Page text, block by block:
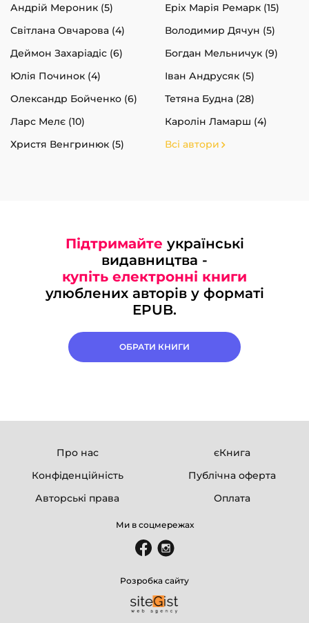
Андрій Мероник (5)
Еріх Марія Ремарк (15)
Світлана Овчарова (4)
Володимир Дячун (5)
Деймон Захаріадіс (6)
Богдан Мельничук (9)
Юлія Починок (4)
Іван Андрусяк (5)
Олександр Бойченко (6)
Тетяна Будна (28)
Ларс Мелє (10)
Каролін Ламарш (4)
Христя Венгринюк (5)
Всі автори
Підтримайте українські
видавництва -
купіть електронні книги
улюблених авторів у форматі
EPUB.
ОБРАТИ КНИГИ
Про нас
єКнига
Конфіденційність
Публічна оферта
Авторські права
Оплата
Ми в соцмережах
Розробка сайту